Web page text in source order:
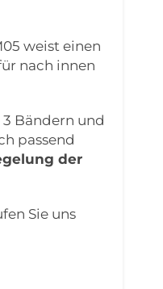
weist einen
nach innen
Bändern und
passend
der
Sie uns